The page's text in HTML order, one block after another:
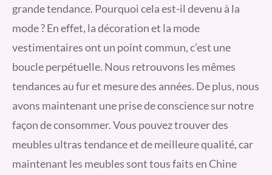
grande tendance. Pourquoi cela est-il devenu à la
mode ? En effet, la décoration et la mode
vestimentaires ont un point commun, c’est une
boucle perpétuelle. Nous retrouvons les mêmes
tendances au fur et mesure des années. De plus, nous
avons maintenant une prise de conscience sur notre
façon de consommer. Vous pouvez trouver des
meubles ultras tendance et de meilleure qualité, car
maintenant les meubles sont tous faits en Chine